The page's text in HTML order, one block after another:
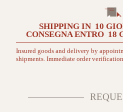
SHIPPING IN 10
CONSEGNA ENTRO 18
Insured goods and delivery by
shipments. Immediate order